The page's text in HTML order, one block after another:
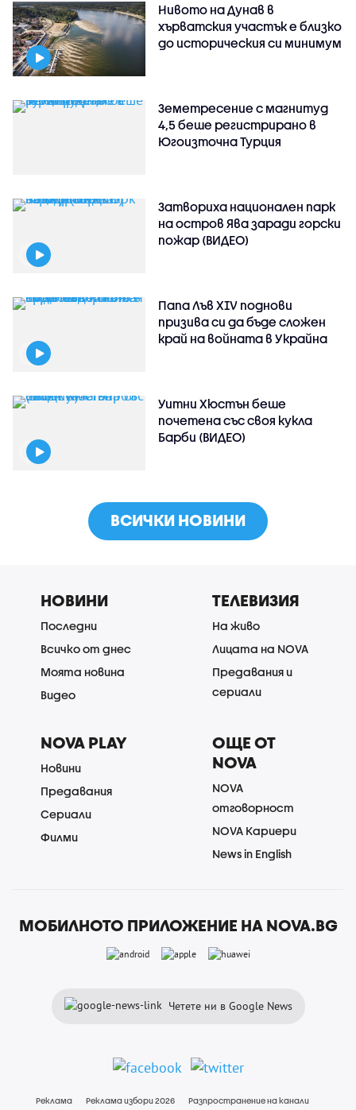
Нивото на Дунав в
хърватския участък е близко
до историческия си минимум
Земетресение с магнитуд
4,5 беше регистрирано в
Югоизточна Турция
Затвориха национален парк
на остров Ява заради горски
пожар (ВИДЕО)
Папа Лъв XIV поднови
призива си да бъде сложен
край на войната в Украйна
Уитни Хюстън беше
почетена със своя кукла
Барби (ВИДЕО)
ВСИЧКИ НОВИНИ
НОВИНИ
Последни
Всичко от днес
Моята новина
Видео
ТЕЛЕВИЗИЯ
На живо
Лицата на NOVA
Предавания и
сериали
NOVA PLAY
Новини
Предавания
Сериали
Филми
ОЩЕ ОТ
NOVA
NOVA
отговорност
NOVA Кариери
News in English
МОБИЛНОТО ПРИЛОЖЕНИЕ НА NOVA.BG
Четете ни в Google News
Реклама Реклама избори 2026 Разпространение на канали